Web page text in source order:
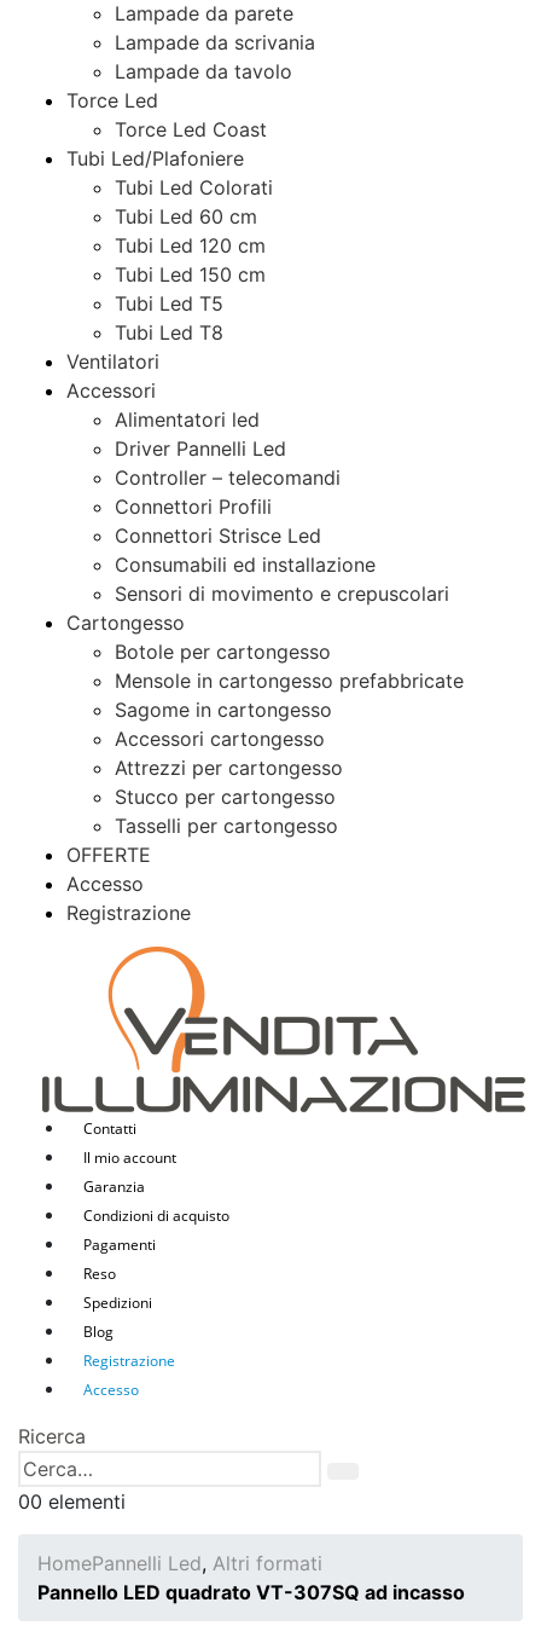
Lampade da parete
Lampade da scrivania
Lampade da tavolo
Torce Led
Torce Led Coast
Tubi Led/Plafoniere
Tubi Led Colorati
Tubi Led 60 cm
Tubi Led 120 cm
Tubi Led 150 cm
Tubi Led T5
Tubi Led T8
Ventilatori
Accessori
Alimentatori led
Driver Pannelli Led
Controller – telecomandi
Connettori Profili
Connettori Strisce Led
Consumabili ed installazione
Sensori di movimento e crepuscolari
Cartongesso
Botole per cartongesso
Mensole in cartongesso prefabbricate
Sagome in cartongesso
Accessori cartongesso
Attrezzi per cartongesso
Stucco per cartongesso
Tasselli per cartongesso
OFFERTE
Accesso
Registrazione
Contatti
Il mio account
Garanzia
Condizioni di acquisto
Pagamenti
Reso
Spedizioni
Blog
Registrazione
Accesso
Ricerca
00 elementi
HomePannelli Led, Altri formati
Pannello LED quadrato VT-307SQ ad incasso